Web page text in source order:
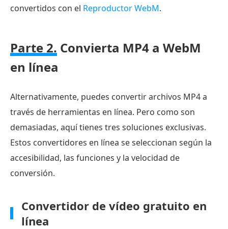
convertidos con el Reproductor WebM.
Parte 2. Convierta MP4 a WebM
en línea
Alternativamente, puedes convertir archivos MP4 a
través de herramientas en línea. Pero como son
demasiadas, aquí tienes tres soluciones exclusivas.
Estos convertidores en línea se seleccionan según la
accesibilidad, las funciones y la velocidad de
conversión.
Convertidor de vídeo gratuito en
línea